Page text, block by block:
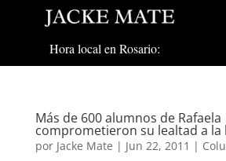
Hora local en Rosario:
Más de 600 alumnos de Rafaela
comprometieron su lealtad a la
por Jacke Mate | Jun 22, 2011 |